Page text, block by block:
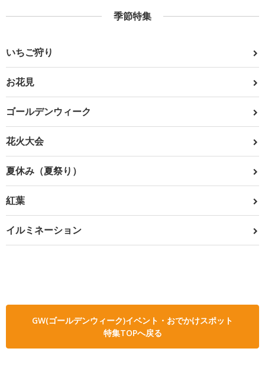
季節特集
いちご狩り
お花見
ゴールデンウィーク
花火大会
夏休み（夏祭り）
紅葉
イルミネーション
GW(ゴールデンウィーク)イベント・おでかけスポット
特集TOPへ戻る